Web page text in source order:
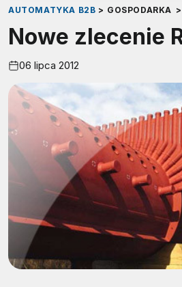
AUTOMATYKA B2B > GOSPODARKA >
Nowe zlecenie
06 lipca 2012